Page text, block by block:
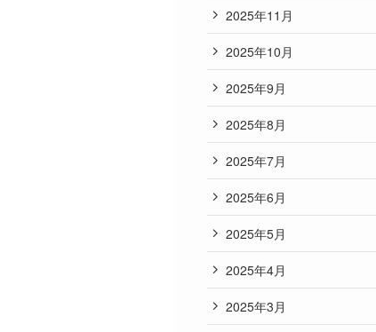
2025年11月
2025年10月
2025年9月
2025年8月
2025年7月
2025年6月
2025年5月
2025年4月
2025年3月